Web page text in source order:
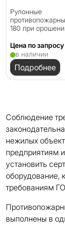
Рулонные
180 при
Цена по запросу
в наличии
Подробнее
Соблюдение
нежилых
предприятиям
установить
оборудование,
требованиям
выполнены в